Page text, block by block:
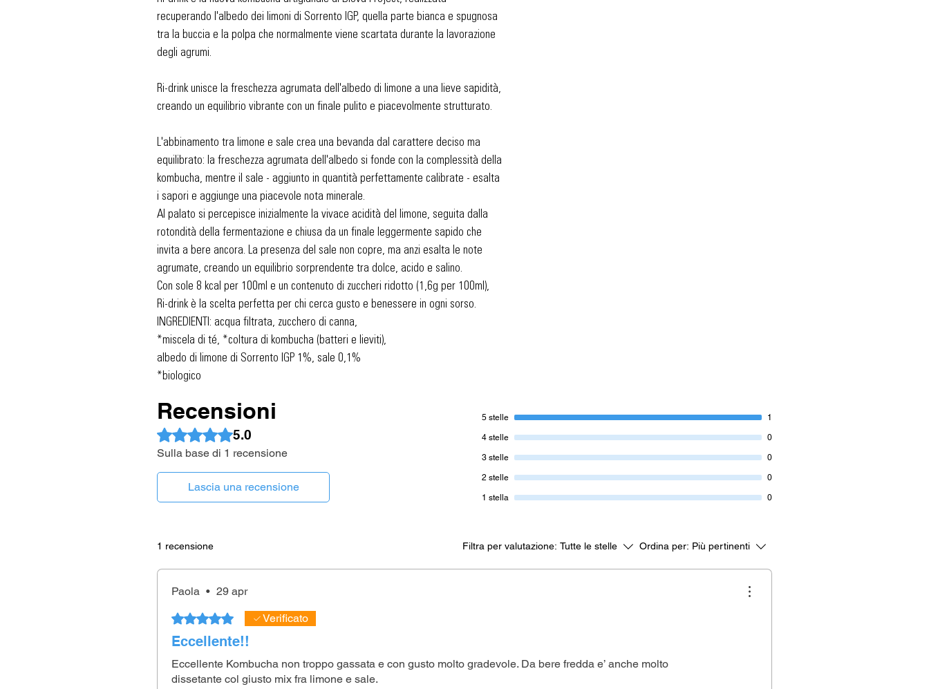
recuperando l'albedo dei limoni di Sorrento IGP, quella parte bianca e spugnosa
tra la buccia e la polpa che normalmente viene scartata durante la lavorazione
degli agrumi.
Ri-drink unisce la freschezza agrumata dell'albedo di limone a una lieve sapidità,
creando un equilibrio vibrante con un finale pulito e piacevolmente strutturato.​
L'abbinamento tra limone e sale crea una bevanda dal carattere deciso ma
equilibrato: la freschezza agrumata dell'albedo si fonde con la complessità della
kombucha, mentre il sale - aggiunto in quantità perfettamente calibrate - esalta
i sapori e aggiunge una piacevole nota minerale.
Al palato si percepisce inizialmente la vivace acidità del limone, seguita dalla
rotondità della fermentazione e chiusa da un finale leggermente sapido che
invita a bere ancora. La presenza del sale non copre, ma anzi esalta le note
agrumate, creando un equilibrio sorprendente tra dolce, acido e salino.
Con sole 8 kcal per 100ml e un contenuto di zuccheri ridotto (1,6g per 100ml),
Ri-drink è la scelta perfetta per chi cerca gusto e benessere in ogni sorso.
INGREDIENTI: acqua filtrata, zucchero di canna,
*miscela di té, *coltura di kombucha (batteri e lieviti),
albedo di limone di Sorrento IGP 1%, sale 0,1%
*biologico
Recensioni
Valutazione 5 stelle su 5.
5.0
Sulla base di 1 recensione
Lascia una recensione
5 stelle 1
4 stelle 0
3 stelle 0
2 stelle 0
1 stella 0
1 recensione Filtra per valutazione: Tutte le stelle Ordina per: Più pertinenti
Paola • 29 apr
Valutazione 5 stelle su 5.
Verificato
Eccellente!!
Eccellente Kombucha non troppo gassata e con gusto molto gradevole. Da bere fredda e’ anche molto
dissetante col giusto mix fra limone e sale.